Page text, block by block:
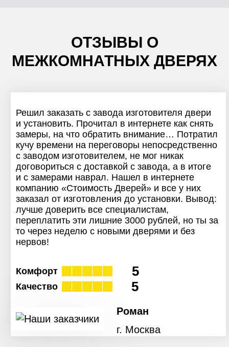
ОТЗЫВЫ О
МЕЖКОМНАТНЫХ ДВЕРЯХ
Решил заказать с завода изготовителя двери
и установить. Прочитал в интернете как снять
замеры, на что обратить внимание… Потратил
кучу времени на переговоры непосредственно
с заводом изготовителем, не мог никак
договориться с доставкой с завода, а в итоге
и с замерами наврал. Нашел в интернете
компанию «Стоимость Дверей» и все у них
заказал от изготовления до установки. Вывод:
лучше доверить все специалистам,
переплатить эти лишние 3000 рублей, но ты за
то через неделю с новыми дверями и без
нервов!
Комфорт 5
Качество 5
Роман
г. Москва